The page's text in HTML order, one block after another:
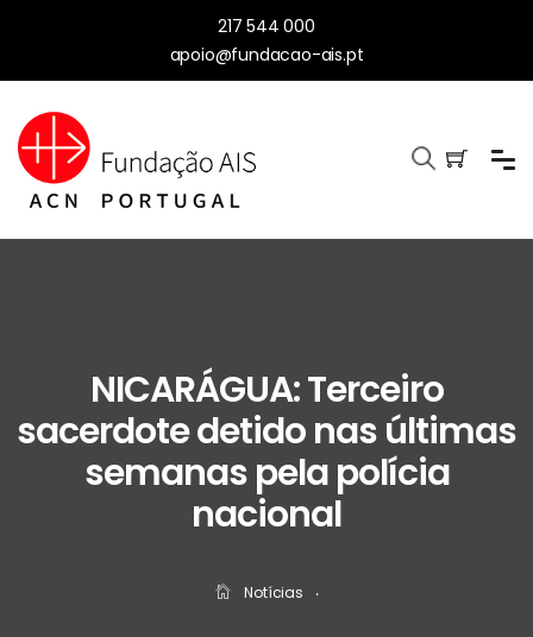
217 544 000
apoio@fundacao-ais.pt
NICARÁGUA: Terceiro
sacerdote detido nas últimas
semanas pela polícia
nacional
Notícias ‧